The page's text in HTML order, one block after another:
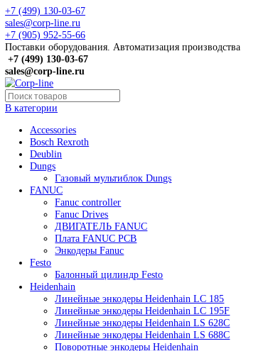
+7 (499) 130-03-67
sales@corp-line.ru
+7 (905) 952-55-66
Поставки оборудования. Автоматизация производства
+7 (499)130-03-67
sales@corp-line.ru
Accessories
Bosch Rexroth
Deublin
Dungs
Газовый мультиблок Dungs
FANUC
Fanuc controller
Fanuc Drives
ДВИГАТЕЛЬ FANUC
Плата FANUC PCB
Энкодеры Fanuc
Festo
Балонный цилиндр Festo
Heidenhain
Линейные энкодеры Heidenhain LC 185